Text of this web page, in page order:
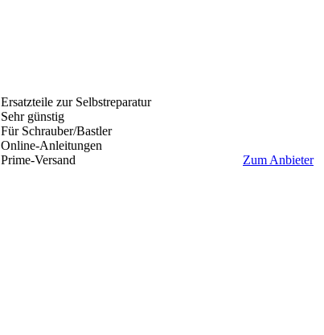
Ersatzteile zur Selbstreparatur
Sehr günstig
Für Schrauber/Bastler
Online-Anleitungen
Prime-Versand
Zum Anbieter